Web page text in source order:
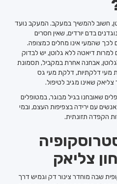
חשוב להמשיך במעקב. המעקב נועד
בדם יורדים, שאין חסרים
לכך שהמעי אינו מחלים כמצופה.
דיאטה ללא גלוטן, יש לבדוק
אבחנה אחרת במקביל, תסמונת
מעי דלקתיות, דלקת מעי גס
צליאק שאינו מגיב לטיפול.
שאובחנו בגיל מבוגר, במטופלים
עם ירידה בצפיפות העצם, ובמי
הקפדה תזונתית.
צליאק
שבה מוחדר צינור דק וגמיש דרך